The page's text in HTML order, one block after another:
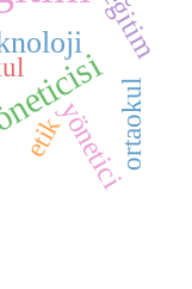
yöneticiortaokul
etik